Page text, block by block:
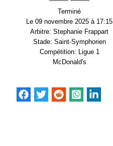
Terminé
Le 09 novembre 2025 à 17:15
Arbitre: Stephanie Frappart
Stade: Saint-Symphorien
Compétition: Ligue 1
McDonald's